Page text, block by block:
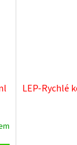
LEP-Rychlé